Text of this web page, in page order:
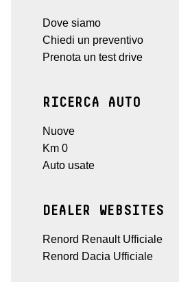
Dove siamo
Chiedi un preventivo
Prenota un test drive
RICERCA AUTO
Nuove
Km 0
Auto usate
DEALER WEBSITES
Renord Renault Ufficiale
Renord Dacia Ufficiale